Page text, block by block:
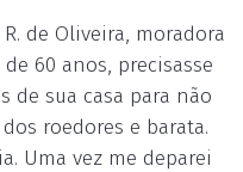
de Oliveira, moradora
60 anos, precisasse
de sua casa para não
roedores e barata.
Uma vez me deparei